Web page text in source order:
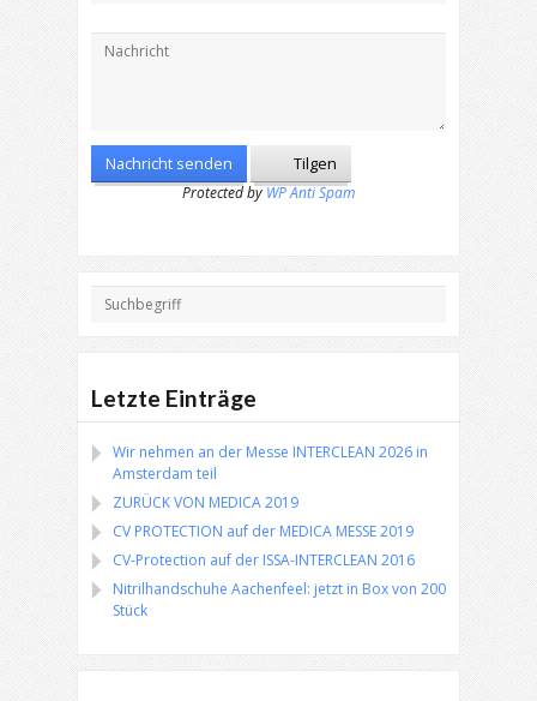
Protected byWP Anti Spam
Letzte Einträge
Wir nehmen an der Messe INTERCLEAN 2026 in
Amsterdam teil
ZURÜCK VON MEDICA 2019
CV PROTECTION auf der MEDICA MESSE 2019
CV-Protection auf der ISSA-INTERCLEAN 2016
Nitrilhandschuhe Aachenfeel: jetzt in Box von 200
Stück